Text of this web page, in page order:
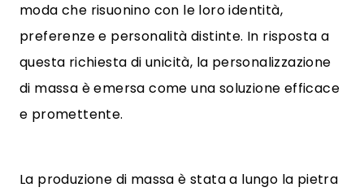
moda che risuonino con le loro identità,
preferenze e personalità distinte. In risposta a
questa richiesta di unicità, la personalizzazione
di massa è emersa come una soluzione efficace
e promettente.
La produzione di massa è stata a lungo la pietra